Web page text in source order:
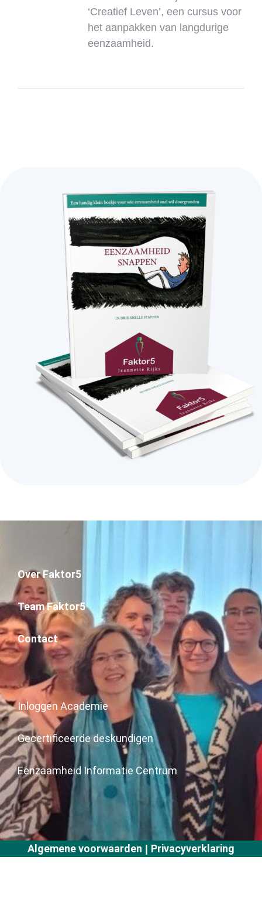
‘Creatief Leven’, een cursus voor
het aanpakken van langdurige
eenzaamheid.
Over Faktor5
Team Faktor5
Contact
Inloggen Academie
Gecertificeerde deskundigen
Eenzaamheid Informatie Centrum
Algemene voorwaarden | Privacyverklaring